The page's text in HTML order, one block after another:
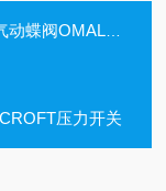
阀OMAL执行器
压力开关